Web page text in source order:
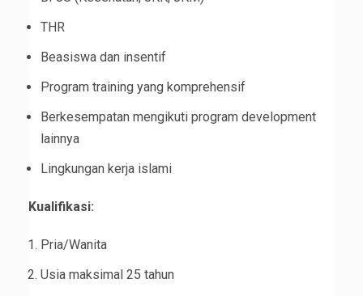
THR
Beasiswa dan insentif
Program training yang komprehensif
Berkesempatan mengikuti program development
lainnya
Lingkungan kerja islami
Kualifikasi:
Pria/Wanita
Usia maksimal 25 tahun